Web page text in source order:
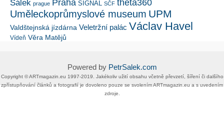
Šálek prague Praha SIGNAL SČF theta360
Uměleckoprůmyslové museum UPM
Valdštejnská jízdárna Veletržní palác Václav Havel
Vídeň Věra Matějů
Powered by PetrSalek.com
Copyright ©​ ​​ARTmagazin.eu ​1997-2019​.​ Jakékoliv užití obsahu včetně převzetí, šíření či dalšího
zpřístupňování článků a fotografií je dovoleno pouze se svolením ​ARTmagazin.eu​ ​a s uvedením
zdroje.